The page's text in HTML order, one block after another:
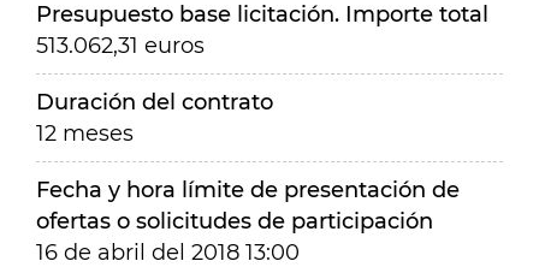
Presupuesto base licitación. Importe total
513.062,31 euros
Duración del contrato
12 meses
Fecha y hora límite de presentación de
ofertas o solicitudes de participación
16 de abril del 2018 13:00